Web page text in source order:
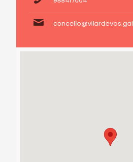
concello@vilardevos.gal